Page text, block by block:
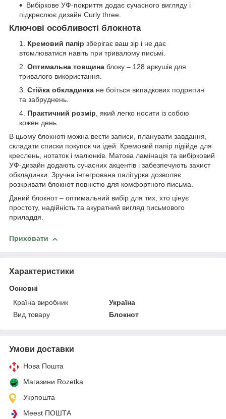
Вибіркове УФ-покриття додає сучасного вигляду і
підкреслює дизайн Curly three.
Ключові особливості блокнота
Кремовий папір зберігає ваш зір і не дає
втомлюватися навіть при тривалому письмі.
Оптимальна товщина блоку – 128 аркушів для
тривалого використання.
Стійка обкладинка не боїться випадкових подряпин
та забруднень.
Практичний розмір, який легко носити із собою
кожен день.
В цьому блокноті можна вести записи, планувати завдання,
складати списки покупок чи ідей. Кремовий папір підійде для
креслень, нотаток і малюнків. Матова ламінація та вибірковий
УФ-дизайн додають сучасних акцентів і забезпечують захист
обкладинки. Зручна інтегрована палітурка дозволяє
розкривати блокнот повністю для комфортного письма.
Даний блокнот – оптимальний вибір для тих, хто цінує
простоту, надійність та акуратний вигляд письмового
приладдя.
Приховати
Характеристики
Основні
Країна виробник
Україна
Вид товару
Блокнот
Умови доставки
Нова Пошта
Магазини Rozetka
Укрпошта
Meest ПОШТА